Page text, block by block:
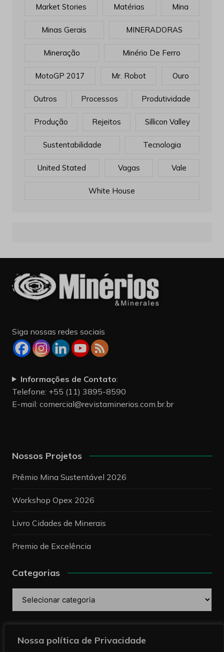
Nossa política de Privacidade
Market Stories Matérias Mina
Minas Gerais MINERADORAS
Mineração Minério De Ferro
MotoGP 2017 Mr. Robot Ouro
Outros Processos Produtividade
Produção Rejeitos Sillicon Valley
Sustentabilidade Tecnologia
United Stated Vagas Vale
White House
Siga nossas redes sociais
Informações de Contato:
Telefone: +55 (11) 3895-8590
E-mail: comercial@revistaminerios.com.br.br
Nossos Projetos
Prêmio Mina Sustentável 2026
Workshop Opex 2026
Livro Cidades de Minerais
Premio de Excelência
Categorias